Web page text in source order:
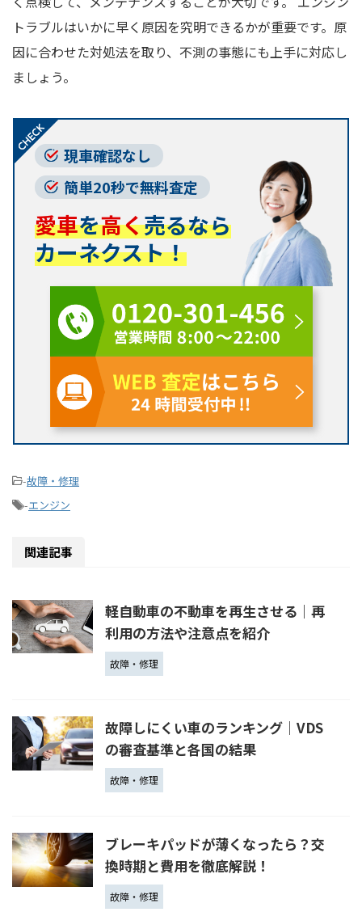
トラブルはいかに早く原因を究明できるかが重要です。原
因に合わせた対処法を取り、不測の事態にも上手に対応し
ましょう。
現車確認なし
簡単20秒で無料査定
愛車を高く売るなら
カーネクスト！
-故障・修理
-エンジン
関連記事
軽自動車の不動車を再生させる｜再
利用の方法や注意点を紹介
故障・修理
故障しにくい車のランキング｜VDS
の審査基準と各国の結果
故障・修理
ブレーキパッドが薄くなったら？交
換時期と費用を徹底解説！
故障・修理